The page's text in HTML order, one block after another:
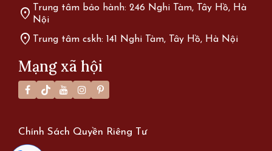
location_on
Trung tâm bảo hành: 246 Nghi Tàm, Tây Hồ, Hà
Nội
location_on Trung tâm cskh: 141 Nghi Tàm, Tây Hồ, Hà Nội
Mạng xã hội
Chính Sách Quyền Riêng Tư